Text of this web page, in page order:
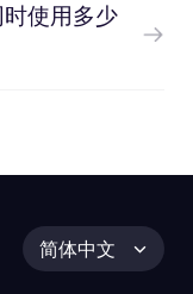
使用多少
简体中文